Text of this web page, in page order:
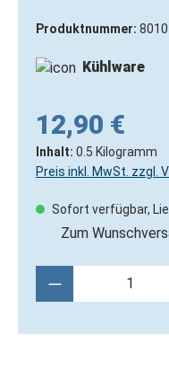
Produktnummer: 8010
Kühlware
12,90 €
Inhalt: 0.5 Kilogramm
Preis inkl. MwSt. zzgl.
Sofort verfügbar,
Zum
Produkt